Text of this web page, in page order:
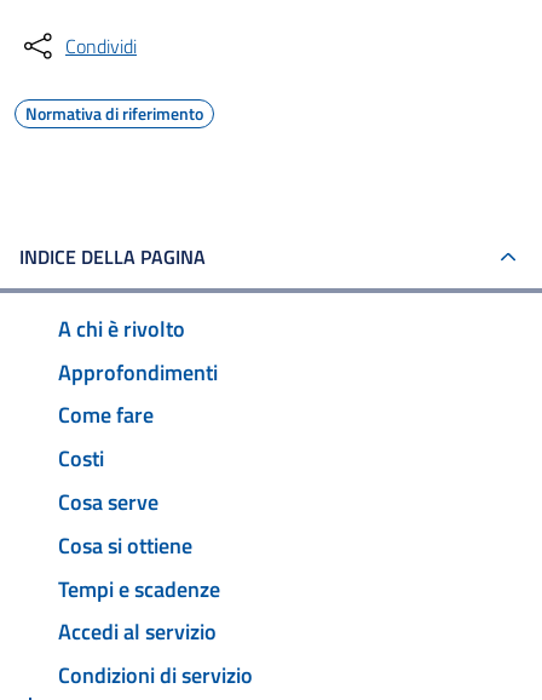
Condividi
Normativa di riferimento
INDICE DELLA PAGINA
A chi è rivolto
Approfondimenti
Come fare
Costi
Cosa serve
Cosa si ottiene
Tempi e scadenze
Accedi al servizio
Condizioni di servizio